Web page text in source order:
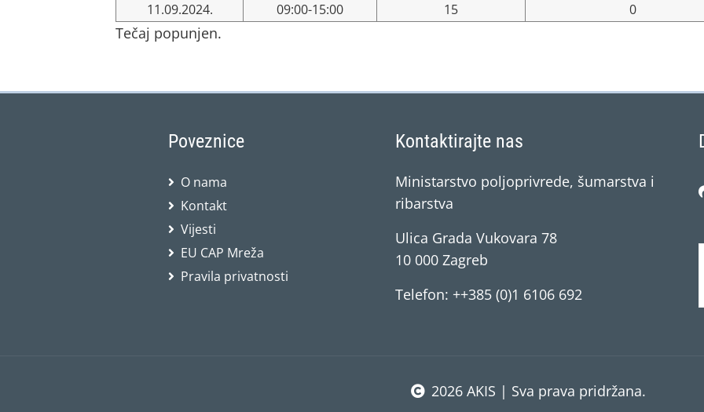
11.09.2024. 09:00-15:00 15 0
Tečaj popunjen.
Poveznice
O nama
Kontakt
Vijesti
EU CAP Mreža
Pravila privatnosti
Kontaktirajte nas
Ministarstvo poljoprivrede, šumarstva i
ribarstva
Ulica Grada Vukovara 78
10 000 Zagreb
Telefon: ++385 (0)1 6106 692
2026 AKIS | Sva prava pridržana.